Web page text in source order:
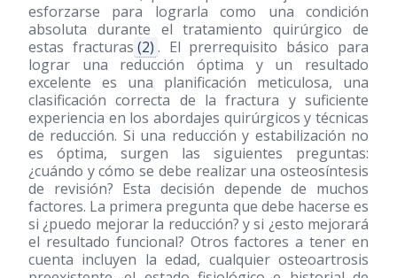
esforzarse para lograrla como una condición
absoluta durante el tratamiento quirúrgico de
estas fracturas (2) . El prerrequisito básico para
lograr una reducción óptima y un resultado
excelente es una planificación meticulosa, una
clasificación correcta de la fractura y suficiente
experiencia en los abordajes quirúrgicos y técnicas
de reducción. Si una reducción y estabilización no
es óptima, surgen las siguientes preguntas:
¿cuándo y cómo se debe realizar una osteosíntesis
de revisión? Esta decisión depende de muchos
factores. La primera pregunta que debe hacerse es
si ¿puedo mejorar la reducción? y si ¿esto mejorará
el resultado funcional? Otros factores a tener en
cuenta incluyen la edad, cualquier osteoartrosis